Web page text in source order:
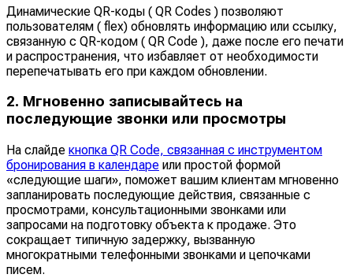
Динамические QR-коды ( QR Codes ) позволяют
пользователям ( flex) обновлять информацию или ссылку,
связанную с QR-кодом ( QR Code ), даже после его печати
и распространения, что избавляет от необходимости
перепечатывать его при каждом обновлении.
2. Мгновенно записывайтесь на
последующие звонки или просмотры
На слайде кнопка QR Code, связанная с инструментом
бронирования в календаре или простой формой
«следующие шаги», поможет вашим клиентам мгновенно
запланировать последующие действия, связанные с
просмотрами, консультационными звонками или
запросами на подготовку объекта к продаже. Это
сокращает типичную задержку, вызванную
многократными телефонными звонками и цепочками
писем.